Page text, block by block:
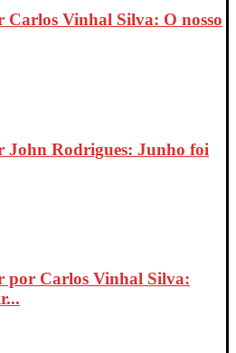
Carlos Vinhal Silva: O nosso
John Rodrigues: Junho foi
por Carlos Vinhal Silva: